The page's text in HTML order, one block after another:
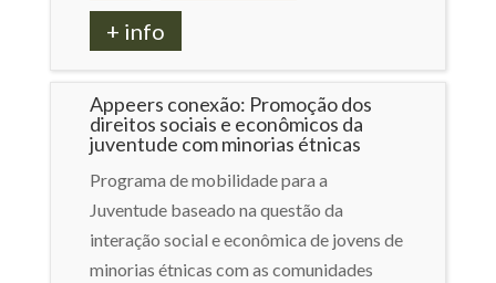
+ info
Appeers conexão: Promoção dos
direitos sociais e econômicos da
juventude com minorias étnicas
Programa de mobilidade para a
Juventude baseado na questão da
interação social e econômica de jovens de
minorias étnicas com as comunidades